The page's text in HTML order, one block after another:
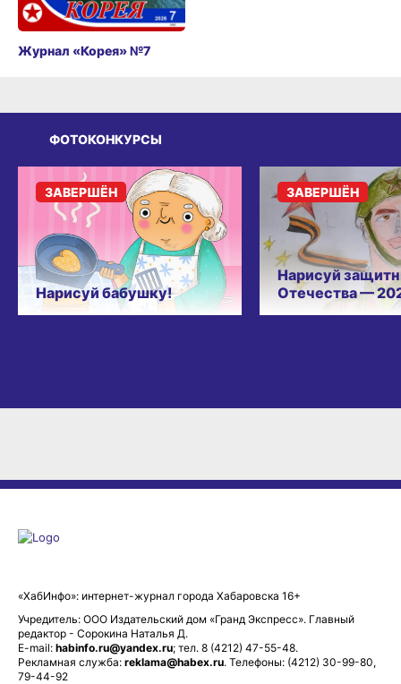
Журнал «Корея» №7
ФОТОКОНКУРСЫ
Нарисуй бабушку!
ЗАВЕРШЁН
Нарисуй
Отечества —
ЗАВЕРШЁН
«ХабИнфо»: интернет-журнал города Хабаровска 16+
Учредитель: ООО Издательский дом «Гранд Экспресс». Главный
редактор - Сорокина Наталья Д.
E-mail: habinfo.ru@yandex.ru; тел. 8 (4212) 47-55-48.
Рекламная служба: reklama@habex.ru. Телефоны: (4212) 30-99-80,
79-44-92